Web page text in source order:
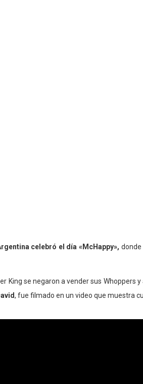
celebró el día «McHappy», donde
King se negaron a vender sus Whoppers
, fue filmado en un video que muestra